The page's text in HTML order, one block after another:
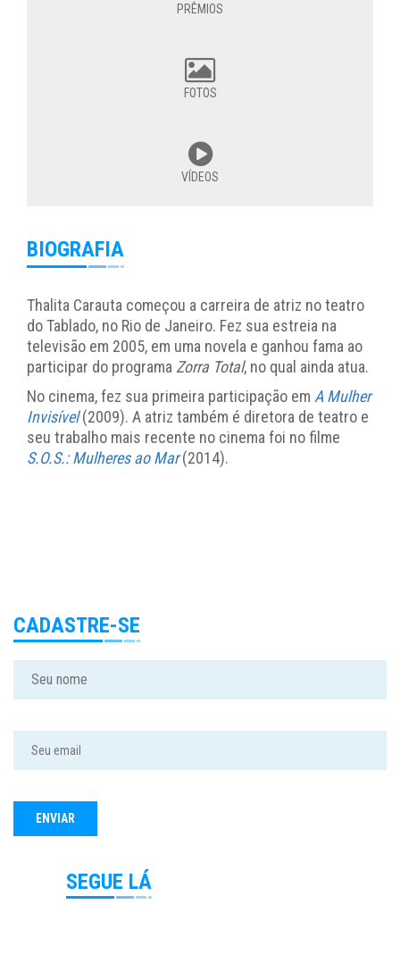
PRÊMIOS
FOTOS
VÍDEOS
BIOGRAFIA
Thalita Carauta começou a carreira de atriz no teatro
do Tablado, no Rio de Janeiro. Fez sua estreia na
televisão em 2005, em uma novela e ganhou fama ao
participar do programa Zorra Total, no qual ainda atua.
No cinema, fez sua primeira participação em A Mulher
Invisível(2009). A atriz também é diretora de teatro e
seu trabalho mais recente no cinema foi no filme
S.O.S.: Mulheres ao Mar(2014).
CADASTRE-SE
SEGUE LÁ